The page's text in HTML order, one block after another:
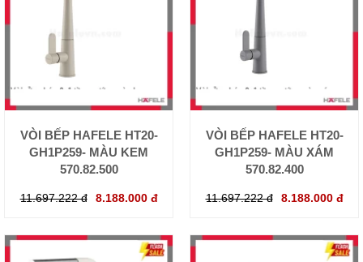
VÒI BẾP HAFELE HT20-
GH1P259- MÀU KEM
570.82.500
11.697.222 đ 8.188.000 đ
VÒI BẾP HAFELE HT20-
GH1P259- MÀU XÁM
570.82.400
11.697.222 đ 8.188.000 đ